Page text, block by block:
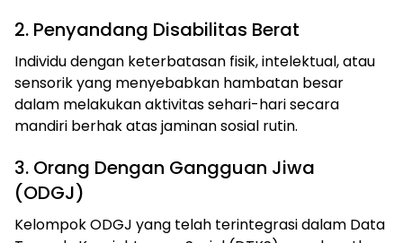
2. Penyandang Disabilitas Berat
Individu dengan keterbatasan fisik, intelektual, atau
sensorik yang menyebabkan hambatan besar
dalam melakukan aktivitas sehari-hari secara
mandiri berhak atas jaminan sosial rutin.
3. Orang Dengan Gangguan Jiwa
(ODGJ)
Kelompok ODGJ yang telah terintegrasi dalam Data